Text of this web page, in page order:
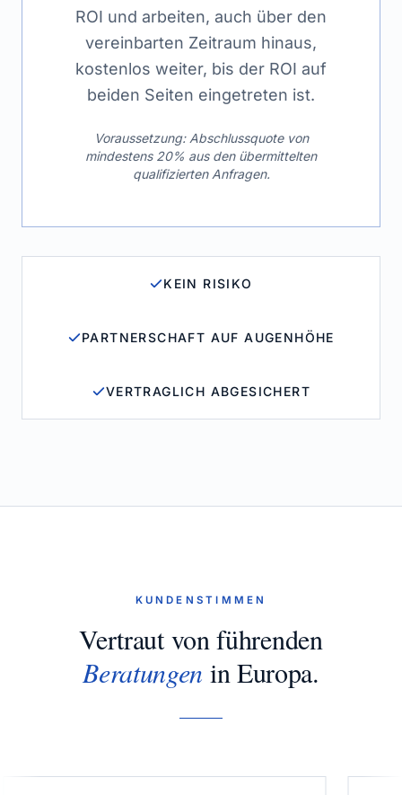
ROI und arbeiten, auch über den
vereinbarten Zeitraum hinaus,
kostenlos weiter, bis der ROI auf
beiden Seiten eingetreten ist.
Voraussetzung: Abschlussquote von
mindestens 20% aus den übermittelten
qualifizierten Anfragen.
KEIN RISIKO
PARTNERSCHAFT AUF AUGENHÖHE
VERTRAGLICH ABGESICHERT
KUNDENSTIMMEN
Vertraut von führenden
Beratungen in Europa.